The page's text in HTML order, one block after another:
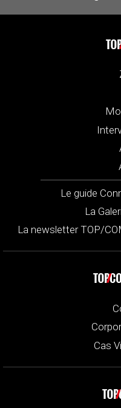
Le guide
La
La newsletter TOP/
Cas